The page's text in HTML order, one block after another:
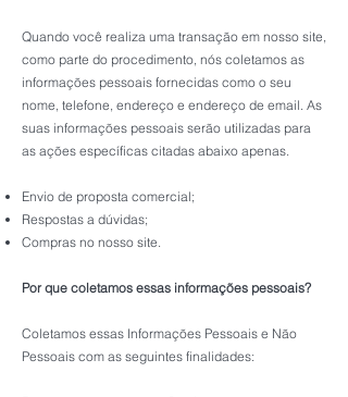
Quando você realiza uma transação em nosso site,
como parte do procedimento, nós coletamos as
informações pessoais fornecidas como o seu
nome, telefone, endereço e endereço de email. As
suas informações pessoais serão utilizadas para
as ações específicas citadas abaixo apenas.
Envio de proposta comercial;
Respostas a dúvidas;
Compras no nosso site.
Por que coletamos essas informações pessoais?
Coletamos essas Informações Pessoais e Não
Pessoais com as seguintes finalidades: